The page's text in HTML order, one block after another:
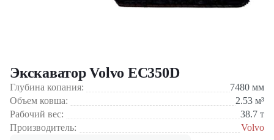
Экскаватор Volvo EC350D
Глубина копания: 7480 мм
Объем ковша:
2.53 м³
Рабочий вес:
38.7 т
Производитель:
Volvo